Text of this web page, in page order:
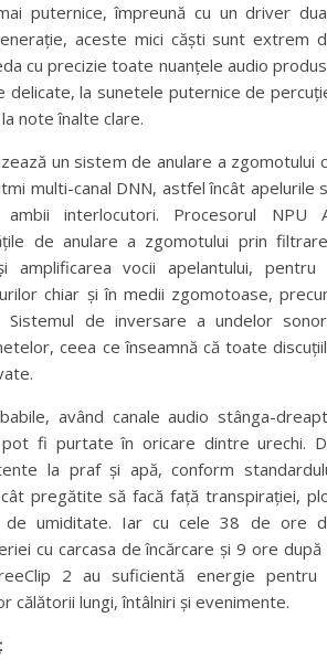
puternice, împreună cu un driver
aceste mici căști sunt extrem
cu precizie toate nuanțele audio
delicate, la sunetele puternice de
note înalte clare.
un sistem de anulare a zgomotului
multi-canal DNN, astfel încât apelurile
interlocutori. Procesorul NPU
de anulare a zgomotului prin
amplificarea vocii apelantului, pentru
chiar și în medii zgomotoase,
Sistemul de inversare a undelor
ceea ce înseamnă că toate
având canale audio stânga-
pot fi purtate în oricare dintre urechi.
la praf și apă, conform
pregătite să facă față transpirației,
de umiditate. Iar cu cele 38 de ore
cu carcasa de încărcare și 9 ore după
2 au suficientă energie pentru
călătorii lungi, întâlniri și evenimente.